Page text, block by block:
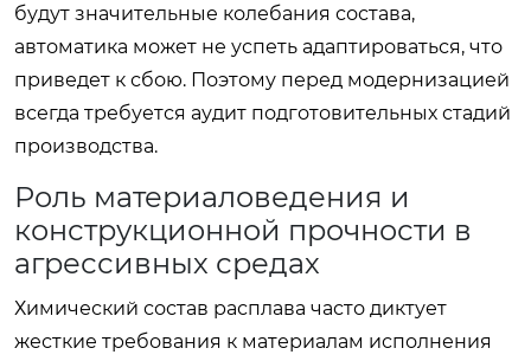
будут значительные колебания состава,
автоматика может не успеть адаптироваться, что
приведет к сбою. Поэтому перед модернизацией
всегда требуется аудит подготовительных стадий
производства.
Роль материаловедения и
конструкционной прочности в
агрессивных средах
Химический состав расплава часто диктует
жесткие требования к материалам исполнения